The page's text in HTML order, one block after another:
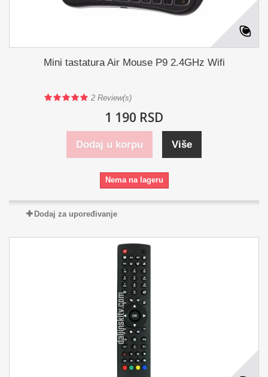
Mini tastatura Air Mouse P9 2.4GHz Wifi
2 Review(s)
1 190 RSD
Dodaj u korpu Više
Nema na lageru
Dodaj za upoređivanje